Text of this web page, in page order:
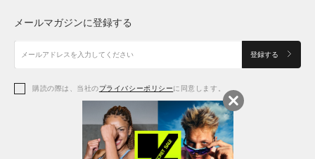
アクセサリー
アクセサリー
シューズ
アクセサリー
シューズ
メールマガジンに登録する
登録する
購読の際は、当社のプライバシーポリシーに同意します。